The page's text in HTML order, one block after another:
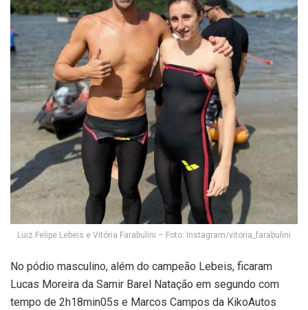
Luiz Felipe Lebeis e Vitória Farabulini – Foto: Instagram/vitoria_farabulini
No pódio masculino, além do campeão Lebeis, ficaram
Lucas Moreira da Samir Barel Natação em segundo com
tempo de 2h18min05s e Marcos Campos da KikoAutos